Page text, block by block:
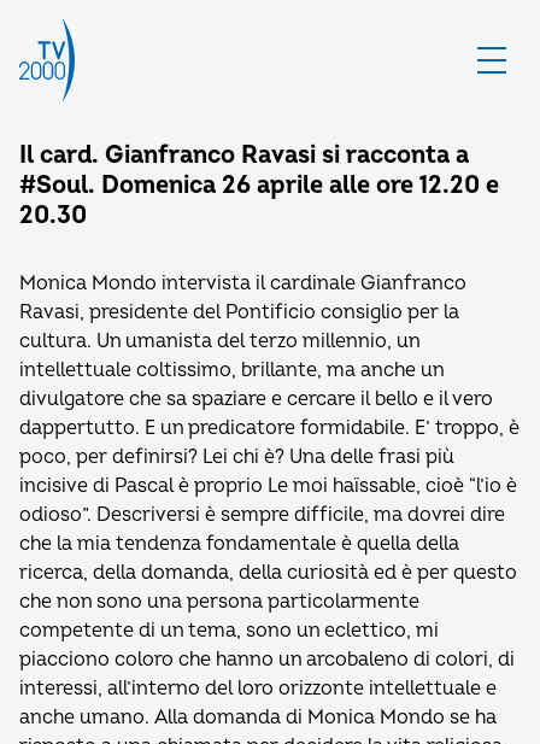
Il card. Gianfranco Ravasi si racconta a
#Soul. Domenica 26 aprile alle ore 12.20 e
20.30
Monica Mondo intervista il cardinale Gianfranco
Ravasi, presidente del Pontificio consiglio per la
cultura. Un umanista del terzo millennio, un
intellettuale coltissimo, brillante, ma anche un
divulgatore che sa spaziare e cercare il bello e il vero
dappertutto. E un predicatore formidabile. E’ troppo, è
poco, per definirsi? Lei chi è? Una delle frasi più
incisive di Pascal è proprio Le moi haїssable, cioè “l’io è
odioso”. Descriversi è sempre difficile, ma dovrei dire
che la mia tendenza fondamentale è quella della
ricerca, della domanda, della curiosità ed è per questo
che non sono una persona particolarmente
competente di un tema, sono un eclettico, mi
piacciono coloro che hanno un arcobaleno di colori, di
interessi, all’interno del loro orizzonte intellettuale e
anche umano. Alla domanda di Monica Mondo se ha